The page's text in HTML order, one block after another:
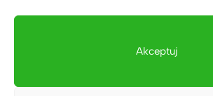
Akceptuj
Może spodoba Ci się